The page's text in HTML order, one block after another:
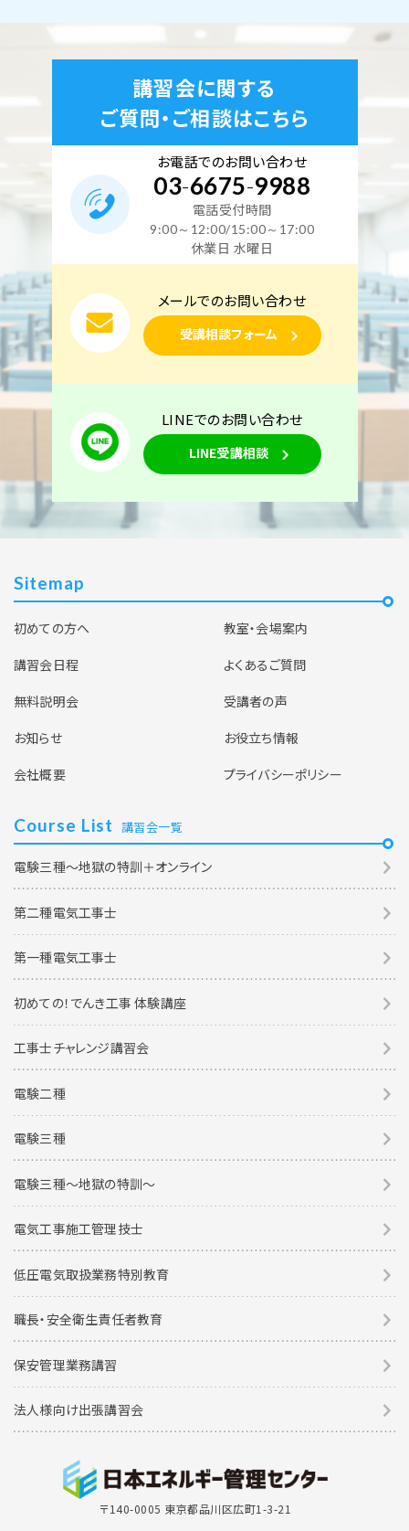
技能コース（2日間）
名古屋一宮校 【下期】第一種電気工事士技能試験
残りわずか(10席未満) 申込み時点で満
席の可能性がございます。
名古屋一宮校 技能コース（2日間）
2026年10月24日(土) 2026年10月25日(日)
名古屋一宮校 【下期】第一種電気工事士技能試験
対策 10月24日・25日開催
空席あり
講習会に関する
ご質問・ご相談はこちら
お電話でのお問い合わせ
03-6675-9988
電話受付時間
9:00～12:00/15:00～17:00
休業日 水曜日
メールでのお問い合わせ
受講相談フォーム
LINEでのお問い合わせ
LINE受講相談
Sitemap
初めての方へ
教室・会場案内
講習会日程
よくあるご質問
無料説明会
受講者の声
お知らせ
お役立ち情報
会社概要
プライバシーポリシー
Course List 講習会一覧
電験三種～地獄の特訓＋オンライン
第二種電気工事士
第一種電気工事士
初めての！でんき工事 体験講座
工事士チャレンジ講習会
電験二種
電験三種
電験三種〜地獄の特訓〜
電気工事施工管理技士
低圧電気取扱業務特別教育
職長・安全衛生責任者教育
保安管理業務講習
法人様向け出張講習会
〒140-0005 東京都品川区広町1-3-21